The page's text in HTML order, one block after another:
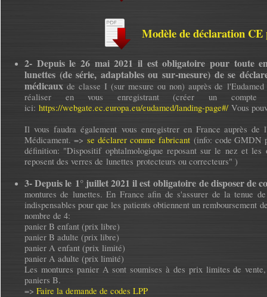
Modèle de déclaration
2- Depuis le 26 mai 2021 il est obligatoire pour toute
lunettes (de série, adaptables ou sur-mesure) de se
médicaux de classe I (sur mesure ou non) auprès de
réaliser en vous enregistrant (créer un compte
ici: https://webgate.ec.europa.eu/eudamed/landing-page#/ Vous
Il vous faudra également vous enregistrer en France auprès
Médicament. => se déclarer comme fabricant(info: code GMDN
définition: "Dispositif ophtalmologique reposant sur le nez et
reposent des verres de lunettes protecteurs ou correcteurs" )
3-Depuis le 1° juillet 2021 il estobligatoire de disposer de
montures de lunettes. En France afin de s'assurer de la tenue
indispensables pour que les patients obtiennent un remboursement
nombre de 4:
panier B enfant (prix libre)
panier B adulte (prix libre)
panier A enfant (prix limité)
panier A adulte (prix limité)
Les montures panier A sont soumises à des prix limites de
paniers B.
=> Faire la demande de codes LPP